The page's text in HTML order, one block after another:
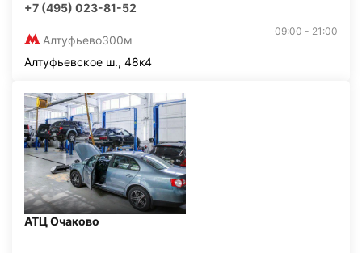
+7 (495) 023-81-52
Алтуфьево300м
09:00 - 21:00
Алтуфьевское ш., 48к4
АТЦ Очаково